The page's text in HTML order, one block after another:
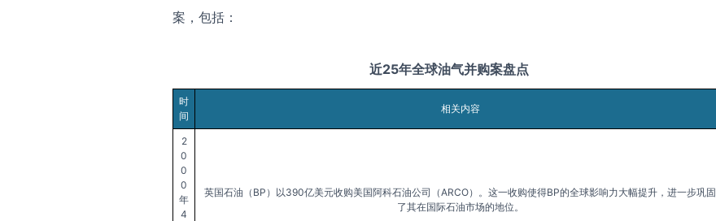
案，包括：
近25年全球油气并购案盘点
时
间
相关内容
2
0
0
0
年
4
英国石油（BP）以390亿美元收购美国阿科石油公司（ARCO）。这一收购使得BP的全球影响力大幅提升，进一步巩固
了其在国际石油市场的地位。